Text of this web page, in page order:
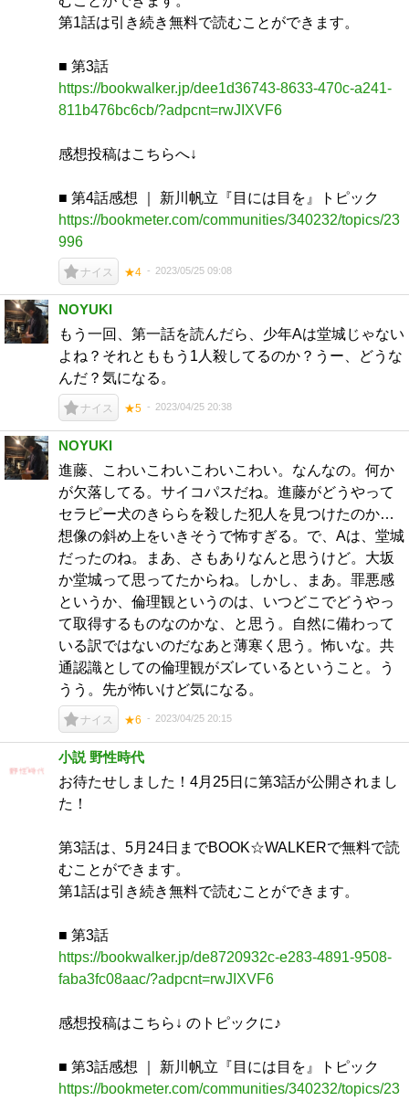
第1話は引き続き無料で読むことができます。
■ 第3話
https://bookwalker.jp/dee1d36743-8633-470c-a241-
811b476bc6cb/?adpcnt=rwJIXVF6
感想投稿はこちらへ↓
■ 第4話感想 ｜ 新川帆立『目には目を』トピック
https://bookmeter.com/communities/340232/topics/23
996
ナイス ★4 2023/05/25 09:08
NOYUKI
もう一回、第一話を読んだら、少年Aは堂城じゃない
よね？それとももう1人殺してるのか？うー、どうな
んだ？気になる。
ナイス ★5 2023/04/25 20:38
NOYUKI
進藤、こわいこわいこわいこわい。なんなの。何か
が欠落してる。サイコパスだね。進藤がどうやって
セラピー犬のきららを殺した犯人を見つけたのか…
想像の斜め上をいきそうで怖すぎる。で、Aは、堂城
だったのね。まあ、さもありなんと思うけど。大坂
か堂城って思ってたからね。しかし、まあ。罪悪感
というか、倫理観というのは、いつどこでどうやっ
て取得するものなのかな、と思う。自然に備わって
いる訳ではないのだなあと薄寒く思う。怖いな。共
通認識としての倫理観がズレているということ。う
うう。先が怖いけど気になる。
ナイス ★6 2023/04/25 20:15
小説 野性時代
お待たせしました！4月25日に第3話が公開されまし
た！
第3話は、5月24日までBOOK☆WALKERで無料で読
むことができます。
第1話は引き続き無料で読むことができます。
■ 第3話
https://bookwalker.jp/de8720932c-e283-4891-9508-
faba3fc08aac/?adpcnt=rwJIXVF6
感想投稿はこちら↓ のトピックに♪
■ 第3話感想 ｜ 新川帆立『目には目を』トピック
https://bookmeter.com/communities/340232/topics/23